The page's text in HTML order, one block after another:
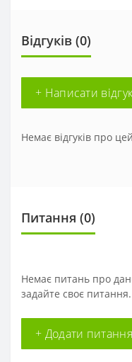
Відгуків (0)
+ Написати відгук
Немає відгуків про
Питання (0)
Немає питань про
задайте своє питання.
+ Додати питання